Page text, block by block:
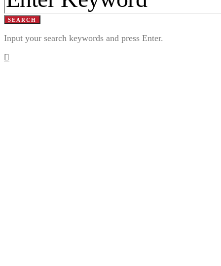
SEARCH
Input your search keywords and press Enter.